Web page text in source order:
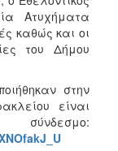
Ατυχήματα
καθώς και οι
του Δήμου
στην
είναι